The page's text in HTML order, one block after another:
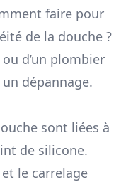
faire pour
de la douche ?
d’un plombier
dépannage.
sont liées à
de silicone.
et le carrelage